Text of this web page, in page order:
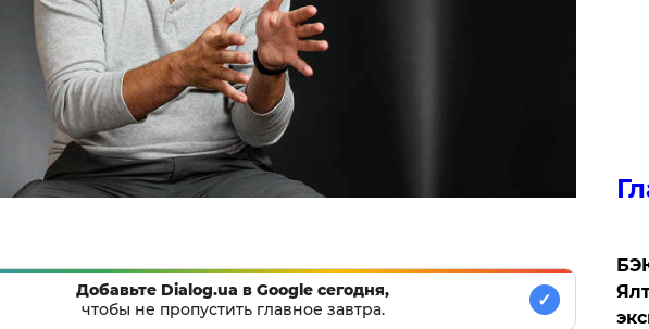
Добавьте Dialog.ua в Google сегодня,
чтобы не пропустить главное завтра.
✓